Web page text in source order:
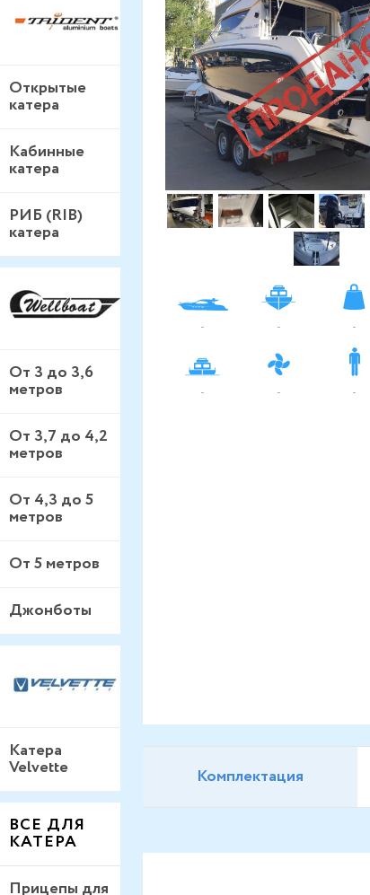
Открытые
катера
Кабинные
катера
РИБ (RIB)
катера
От 3 до 3,6
метров
От 3,7 до 4,2
метров
От 4,3 до 5
метров
От 5 метров
Джонботы
Катера
Velvette
ВСЕ ДЛЯ
КАТЕРА
Прицепы для
- - -
- - -
Комплектация